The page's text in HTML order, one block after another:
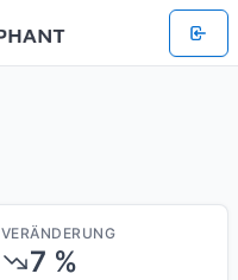
VERÄNDERUNG
7 %